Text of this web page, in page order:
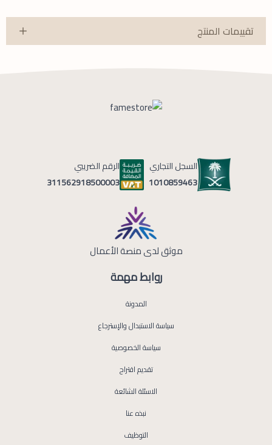
تقييمات المنتج
روابط مهمة
المدونة
سياسة الاستبدال والإسترجاع
سياسة الخصوصية
تقديم اقتراح
الاسئلة الشائعة
نبذه عنا
التوظيف
السجل التجاري
1010859463
الرقم الضريبي
311562918500003
موثق لدى منصة الأعمال